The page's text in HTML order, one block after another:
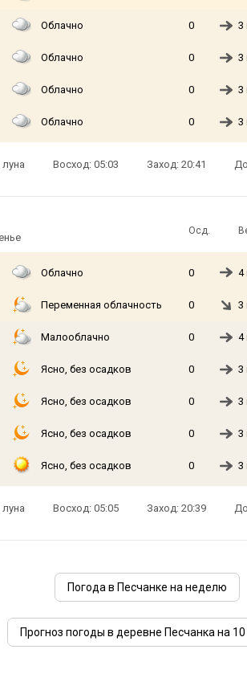
Облачно 0 3
Облачно 0 3
Облачно 0 3
Облачно 0 3
Восход: 05:03 Заход: 20:41
Осд.
Облачно 0 4
Переменная облачность 0 3
Малооблачно 0 4
Ясно, без осадков 0 3
Ясно, без осадков 0 3
Ясно, без осадков 0 3
Ясно, без осадков 0 3
Восход: 05:05 Заход: 20:39
Погода в Песчанке на неделю
Прогноз погоды в деревне Песчанка на